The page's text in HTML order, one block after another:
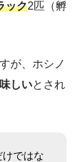
ック2匹（孵
が、ホシノ
しいとされ
けではな